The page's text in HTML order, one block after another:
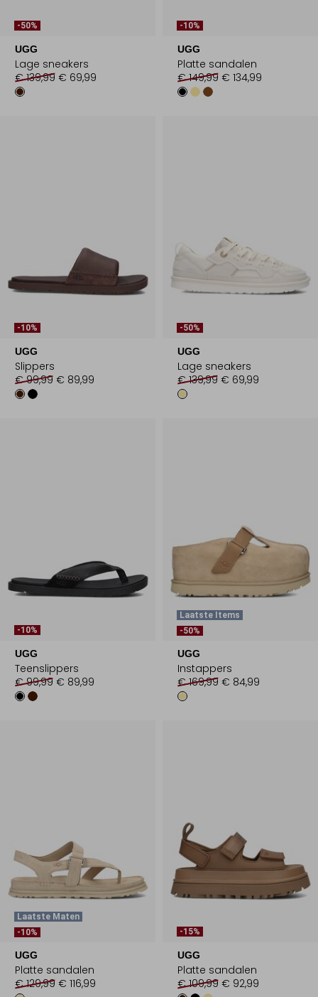
-50%
UGG
Lage sneakers
€ 139,99 € 69,99
-10%
UGG
Platte sandalen
€ 149,99 € 134,99
-10%
UGG
Slippers
€ 99,99 € 89,99
-50%
UGG
Lage sneakers
€ 139,99 € 69,99
-10%
UGG
Teenslippers
€ 99,99 € 89,99
Laatste Items
-50%
UGG
Instappers
€ 169,99 € 84,99
Laatste Maten
-10%
UGG
Platte sandalen
€ 129,99 € 116,99
-15%
UGG
Platte sandalen
€ 109,99 € 92,99